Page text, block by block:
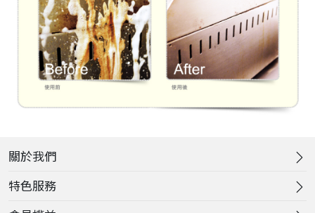
關於我們
特色服務